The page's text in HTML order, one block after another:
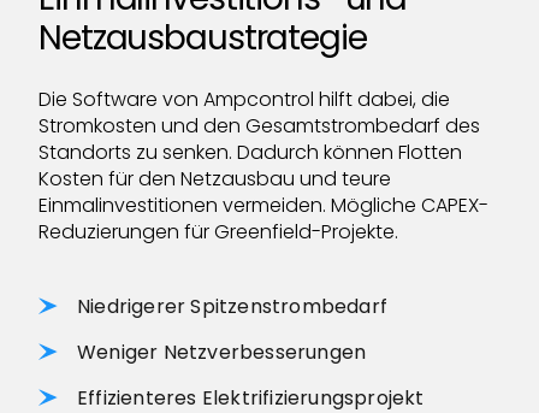
Netzausbaustrategie
Die Software von Ampcontrol hilft dabei, die
Stromkosten und den Gesamtstrombedarf des
Standorts zu senken. Dadurch können Flotten
Kosten für den Netzausbau und teure
Einmalinvestitionen vermeiden. Mögliche CAPEX-
Reduzierungen für Greenfield-Projekte.
Niedrigerer Spitzenstrombedarf
Weniger Netzverbesserungen
Effizienteres Elektrifizierungsprojekt